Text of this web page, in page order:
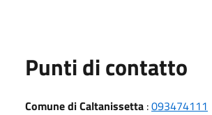
Punti di contatto
Comune di Caltanissetta :093474111